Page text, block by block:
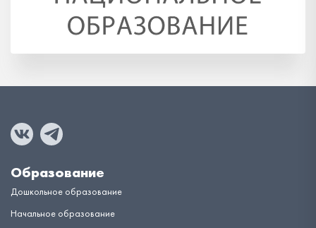
Образование
Дошкольное образование
Начальное образование